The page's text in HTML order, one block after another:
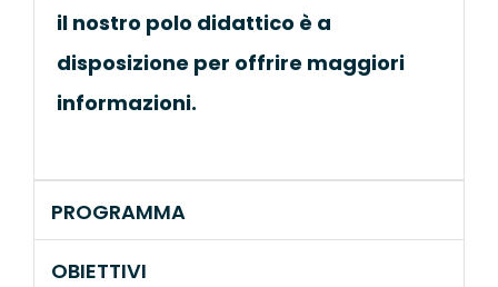
il nostro polo didattico è a
disposizione per offrire maggiori
informazioni.
PROGRAMMA
OBIETTIVI